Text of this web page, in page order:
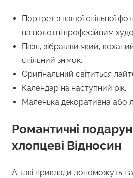
Портрет з вашої спільної
на полотні професійним
Пазл, зібравши який,
спільний знімок.
Оригінальний світиться
Календар на наступний рік.
Маленька декоративна або
Романтичні
хлопцеві Відносин
А такі приклади допоможуть